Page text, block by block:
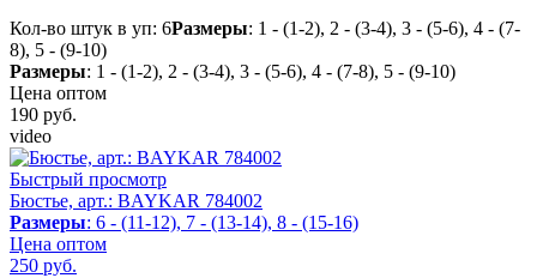
Кол-во штук в уп: 6Размеры: 1 - (1-2), 2 - (3-4), 3 - (5-6), 4 - (7-
8), 5 - (9-10)
Размеры: 1 - (1-2), 2 - (3-4), 3 - (5-6), 4 - (7-8), 5 - (9-10)
Цена оптом
190 руб.
video
Быстрый просмотр
Бюстье, арт.: BAYKAR 784002
Размеры: 6 - (11-12), 7 - (13-14), 8 - (15-16)
Цена оптом
250 руб.